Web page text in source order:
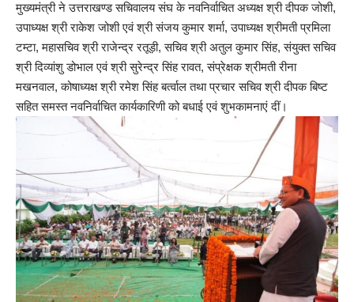
मुख्यमंत्री ने उत्तराखण्ड सचिवालय संघ के नवनिर्वाचित अध्यक्ष श्री दीपक जोशी,
उपाध्यक्ष श्री राकेश जोशी एवं श्री संजय कुमार शर्मा, उपाध्यक्ष श्रीमती प्रमिला
टम्टा, महासचिव श्री राजेन्द्र रतूड़ी, सचिव श्री अतुल कुमार सिंह, संयुक्त सचिव
श्री दिव्यांशु डोभाल एवं श्री सुरेन्द्र सिंह रावत, संप्रेक्षक श्रीमती रीना
मखनवाल, कोषाध्यक्ष श्री रमेश सिंह बर्त्वाल तथा प्रचार सचिव श्री दीपक बिष्ट
सहित समस्त नवनिर्वाचित कार्यकारिणी को बधाई एवं शुभकामनाएं दीं।